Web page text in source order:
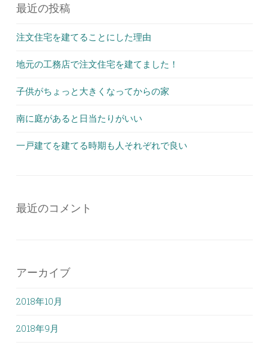
最近の投稿
注文住宅を建てることにした理由
地元の工務店で注文住宅を建てました！
子供がちょっと大きくなってからの家
南に庭があると日当たりがいい
一戸建てを建てる時期も人それぞれで良い
最近のコメント
アーカイブ
2018年10月
2018年9月